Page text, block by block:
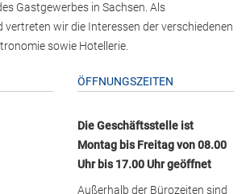
Gastgewerbes in Sachsen. Als
vertreten wir die Interessen der verschiedenen
sowie Hotellerie.
ÖFFNUNGSZEITEN
Die Geschäftsstelle ist
Montag bis Freitag von 08.00
Uhr bis 17.00 Uhr geöffnet
Außerhalb der Bürozeiten sind